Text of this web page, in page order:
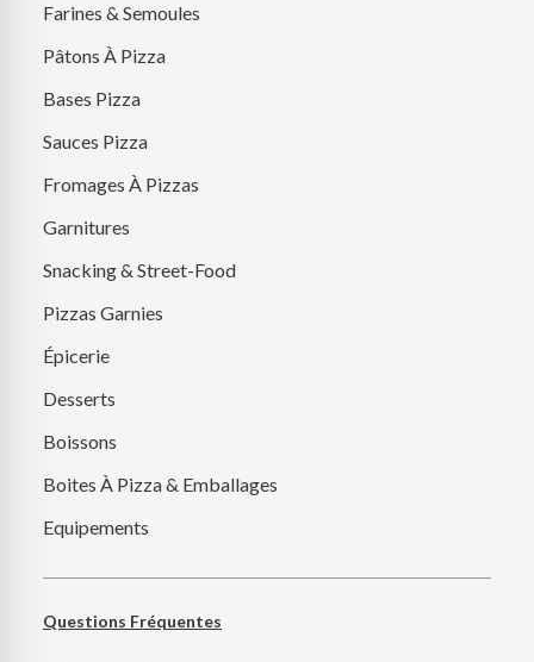
Farines & Semoules
Pâtons À Pizza
Bases Pizza
Sauces Pizza
Fromages À Pizzas
Garnitures
Snacking & Street-Food
Pizzas Garnies
Épicerie
Desserts
Boissons
Boites À Pizza & Emballages
Equipements
Questions Fréquentes